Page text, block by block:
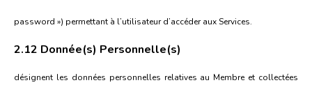
password ») permettant à l’utilisateur d’accéder aux Services.
2.12 Donnée(s) Personnelle(s)
désignent les données personnelles relatives au Membre et collectées